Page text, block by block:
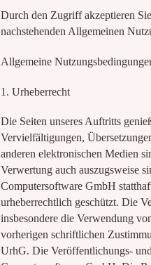
Durch den Zugriff akzeptieren
nachstehenden Allgemeinen
Allgemeine
1. Urheberrecht
Die Seiten unseres Auftritts
Vervielfältigungen,
anderen elektronischen Medien
Verwertung auch auszugsweise
Computersoftware GmbH
urheberrechtlich geschützt. Die
insbesondere die Verwendung
vorherigen schriftlichen
UrhG. Die Veröffentlichungs-